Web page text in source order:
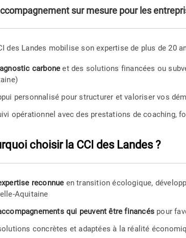
sur mesure pour les
des Landes mobilise son expertise de plus de 20
carbone et des solutions financées ou
personnalisé pour structurer et valoriser vos
opérationnel avec des prestations de coaching,
choisir la CCI des Landes ?
reconnue en transition écologique,
Aquitaine
qui peuvent être financés pour
concrètes et adaptées à la réalité